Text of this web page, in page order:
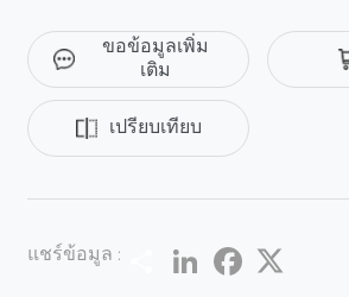
ขอข้อมูลเพิ่ม
เติม
เปรียบเทียบ
แชร์ข้อมูล : Share LinkedInFacebook